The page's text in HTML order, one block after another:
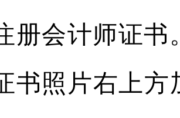
册会计师证书
书照片右上方